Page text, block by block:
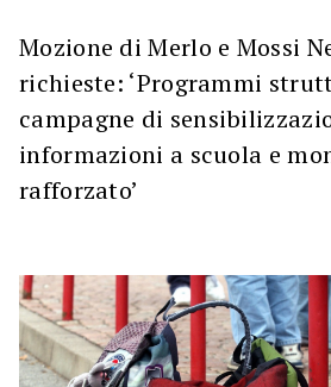
Mozione di Merlo e Mossi
richieste: ‘Programmi
campagne di
informazioni a scuola e
rafforzato’